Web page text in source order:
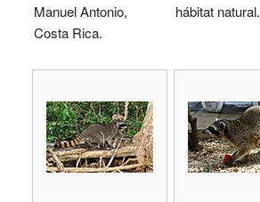
Manuel Antonio,
Costa Rica.
hábitat natural.